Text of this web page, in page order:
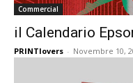
Commercial
il Calendario
PRINTlovers - Novembre 10,